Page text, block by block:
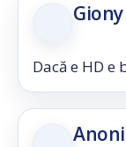
Giony
Dacă e HD e